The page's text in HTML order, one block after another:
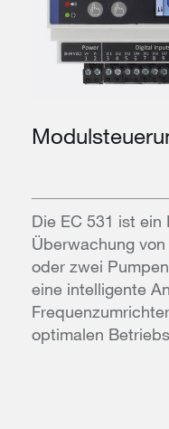
Die EC 531 ist
Überwachung
oder zwei
eine intelligente
optimalen